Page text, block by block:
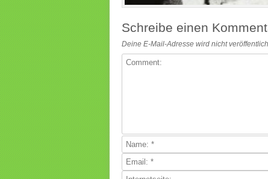
Schreibe einen
Deine E-Mail-Adresse wird nicht